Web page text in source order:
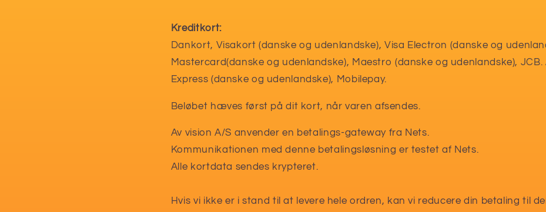
Kreditkort:
Dankort, Visakort (danske og udenlandske), Visa Electron (danske og
Mastercard(danske og udenlandske), Maestro (danske og udenlandske), JCB.
Express (danske og udenlandske), Mobilepay.
Beløbet hæves først på dit kort, når varen afsendes.
Av vision A/S anvender en betalings-gateway fra Nets.
Kommunikationen med denne betalingsløsning er testet af Nets.
Alle kortdata sendes krypteret.
Hvis vi ikke er i stand til at levere hele ordren, kan vi reducere din betaling til